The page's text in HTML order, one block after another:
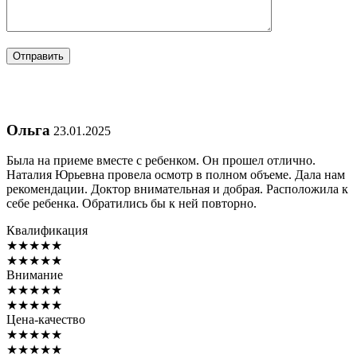
Ольга 23.01.2025
Была на приеме вместе с ребенком. Он прошел отлично.
Наталия Юрьевна провела осмотр в полном объеме. Дала нам
рекомендации. Доктор внимательная и добрая. Расположила к
себе ребенка. Обратились бы к ней повторно.
Квалификация
★★★★★
★★★★★
Внимание
★★★★★
★★★★★
Цена-качество
★★★★★
★★★★★